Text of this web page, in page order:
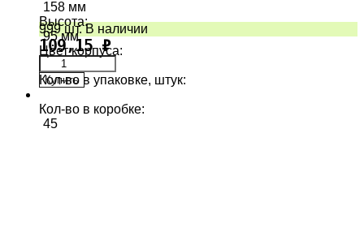
158 мм
Высота:
95 мм
Цвет корпуса:
Кол-во в упаковке, штук:
Кол-во в коробке:
45
999 шт. В наличии
109,15₽
Купить